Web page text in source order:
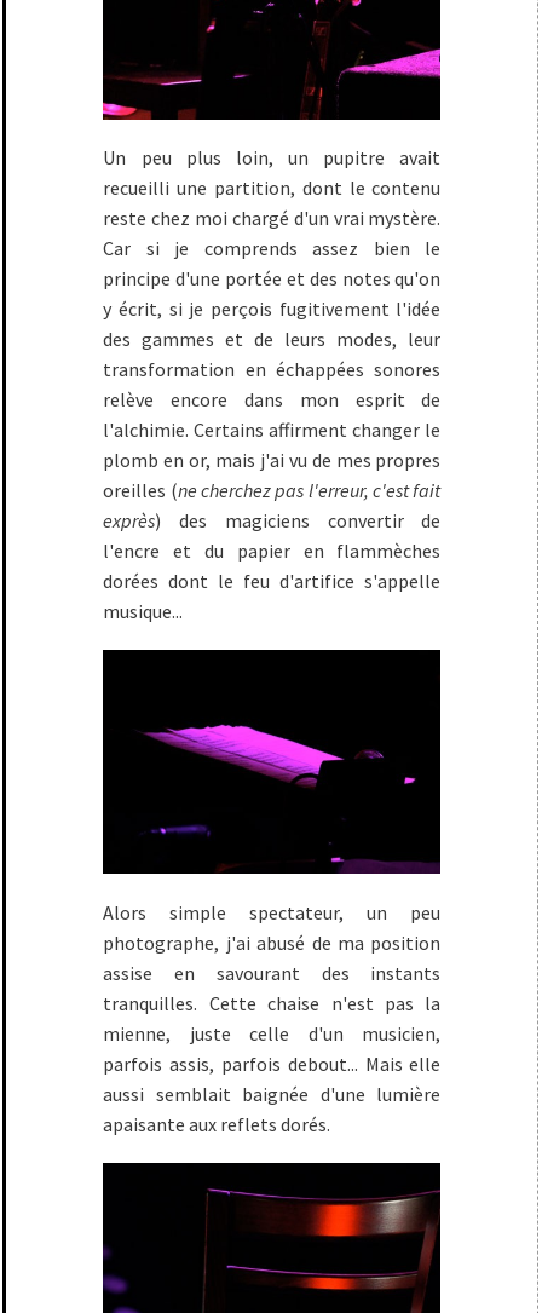
Un peu plus loin, un pupitre avait
recueilli une partition, dont le contenu
reste chez moi chargé d'un vrai mystère.
Car si je comprends assez bien le
principe d'une portée et des notes qu'on
y écrit, si je perçois fugitivement l'idée
des gammes et de leurs modes, leur
transformation en échappées sonores
relève encore dans mon esprit de
l'alchimie. Certains affirment changer le
plomb en or, mais j'ai vu de mes propres
oreilles (ne cherchez pas l'erreur, c'est fait
exprès) des magiciens convertir de
l'encre et du papier en flammèches
dorées dont le feu d'artifice s'appelle
musique...
Alors simple spectateur, un peu
photographe, j'ai abusé de ma position
assise en savourant des instants
tranquilles. Cette chaise n'est pas la
mienne, juste celle d'un musicien,
parfois assis, parfois debout... Mais elle
aussi semblait baignée d'une lumière
apaisante aux reflets dorés.